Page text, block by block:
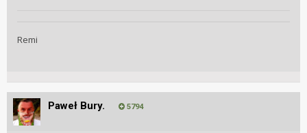
Remi
Paweł Bury. 5794